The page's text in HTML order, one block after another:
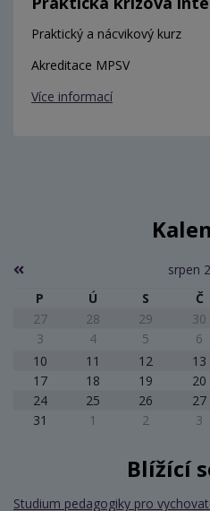
Praktický a nácvikový kurz
Akreditace MPSV
Více informací
srpen
P
Ú S Č
27
28 29 30
3
4 5 6
10
11 12 13
17
18 19 20
24
25 26 27
31
1 2 3
Blížící
Studium pedagogiky pro